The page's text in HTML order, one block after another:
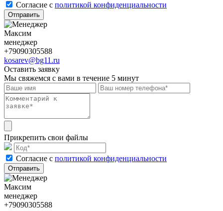
Cогласие с политикой конфиденциальности
Отправить
Максим
менеджер
+79090305588
kosarev@bg11.ru
Оставить заявку
Мы свяжемся с вами в течение 5 минут
Прикрепить свои файлы
Cогласие с политикой конфиденциальности
Отправить
Максим
менеджер
+79090305588